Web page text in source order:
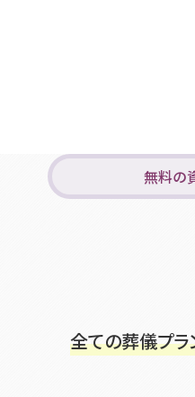
無料の
全ての葬儀プラ